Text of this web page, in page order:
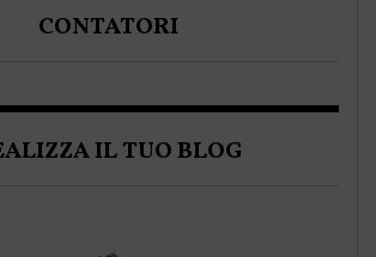
CONTATORI
IL TUO BLOG